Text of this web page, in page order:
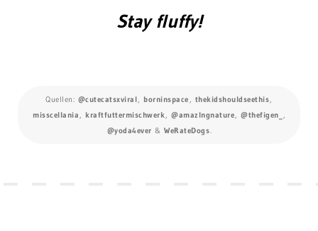
Stay fluffy!
Quellen: @cutecatsxviral, borninspace , thekidshouldseethis,
misscellania , kraftfuttermischwerk, @amazlngnature, @thefigen_ ,
@yoda4ever & WeRateDogs.